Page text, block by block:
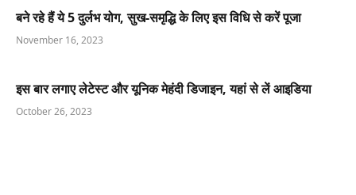
बने रहे हैं ये 5 दुर्लभ योग, सुख-समृद्धि के लिए इस विधि से करें पूजा
November 16, 2023
इस बार लगाए लेटेस्ट और यूनिक मेहंदी डिजाइन, यहां से लें आइडिया
October 26, 2023